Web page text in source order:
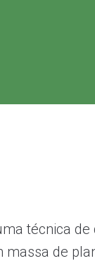
técnica
massa de